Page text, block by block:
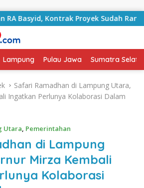
Kontrak Proyek Sudah Rampung
Lampung Pulau Jawa Sumatra
Safari Ramadhan di Lampung Utara,
Ingatkan Perlunya Kolaborasi Dalam
Utara, Pemerintahan
di Lampung
Mirza Kembali
Kolaborasi